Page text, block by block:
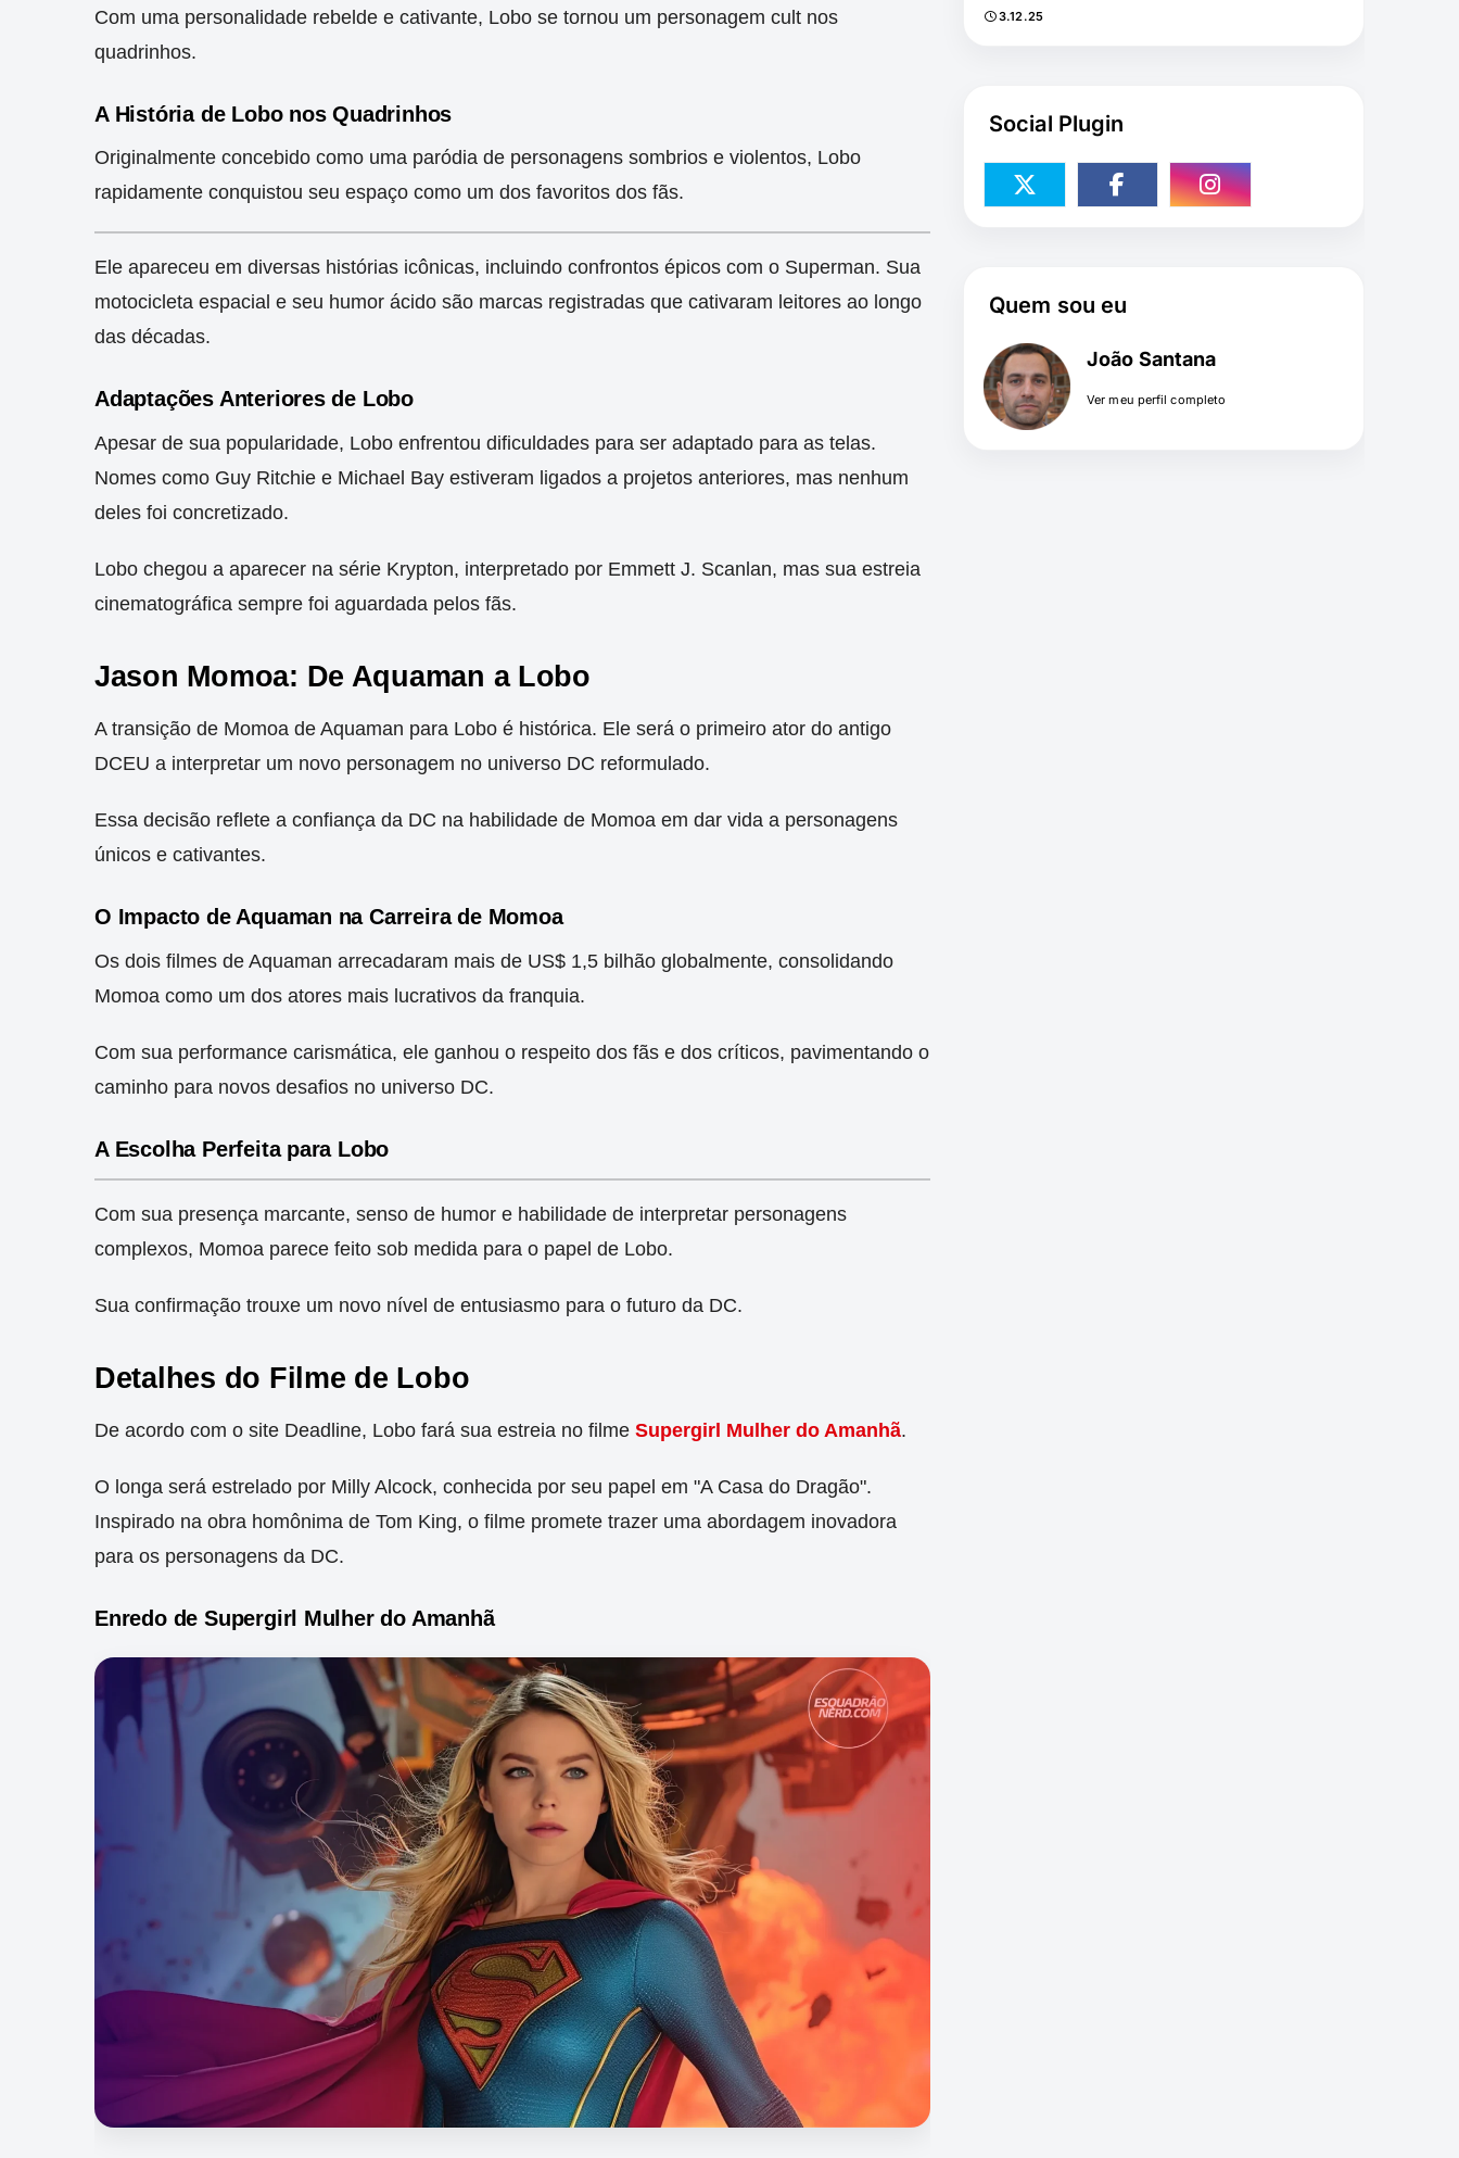
Com uma personalidade rebelde e cativante, Lobo se tornou um personagem cult nos
quadrinhos.
A História de Lobo nos Quadrinhos
Originalmente concebido como uma paródia de personagens sombrios e violentos, Lobo
rapidamente conquistou seu espaço como um dos favoritos dos fãs.
Ele apareceu em diversas histórias icônicas, incluindo confrontos épicos com o Superman. Sua
motocicleta espacial e seu humor ácido são marcas registradas que cativaram leitores ao longo
das décadas.
Adaptações Anteriores de Lobo
Apesar de sua popularidade, Lobo enfrentou dificuldades para ser adaptado para as telas.
Nomes como Guy Ritchie e Michael Bay estiveram ligados a projetos anteriores, mas nenhum
deles foi concretizado.
Lobo chegou a aparecer na série Krypton, interpretado por Emmett J. Scanlan, mas sua estreia
cinematográfica sempre foi aguardada pelos fãs.
Jason Momoa: De Aquaman a Lobo
A transição de Momoa de Aquaman para Lobo é histórica. Ele será o primeiro ator do antigo
DCEU a interpretar um novo personagem no universo DC reformulado.
Essa decisão reflete a confiança da DC na habilidade de Momoa em dar vida a personagens
únicos e cativantes.
O Impacto de Aquaman na Carreira de Momoa
Os dois filmes de Aquaman arrecadaram mais de US$ 1,5 bilhão globalmente, consolidando
Momoa como um dos atores mais lucrativos da franquia.
Com sua performance carismática, ele ganhou o respeito dos fãs e dos críticos, pavimentando o
caminho para novos desafios no universo DC.
A Escolha Perfeita para Lobo
Com sua presença marcante, senso de humor e habilidade de interpretar personagens
complexos, Momoa parece feito sob medida para o papel de Lobo.
Sua confirmação trouxe um novo nível de entusiasmo para o futuro da DC.
Detalhes do Filme de Lobo
De acordo com o site Deadline, Lobo fará sua estreia no filme Supergirl Mulher do Amanhã.
O longa será estrelado por Milly Alcock, conhecida por seu papel em "A Casa do Dragão".
Inspirado na obra homônima de Tom King, o filme promete trazer uma abordagem inovadora
para os personagens da DC.
Enredo de Supergirl Mulher do Amanhã
3.12.25
Social Plugin
Quem sou eu
João Santana
Ver meu perfil completo